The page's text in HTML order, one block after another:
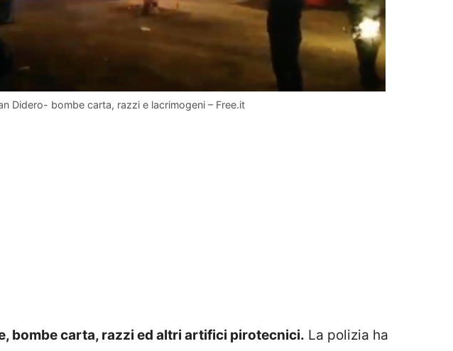
Didero- bombe carta, razzi e lacrimogeni – Free.it
bombe carta, razzi ed altri artifici pirotecnici. La polizia ha